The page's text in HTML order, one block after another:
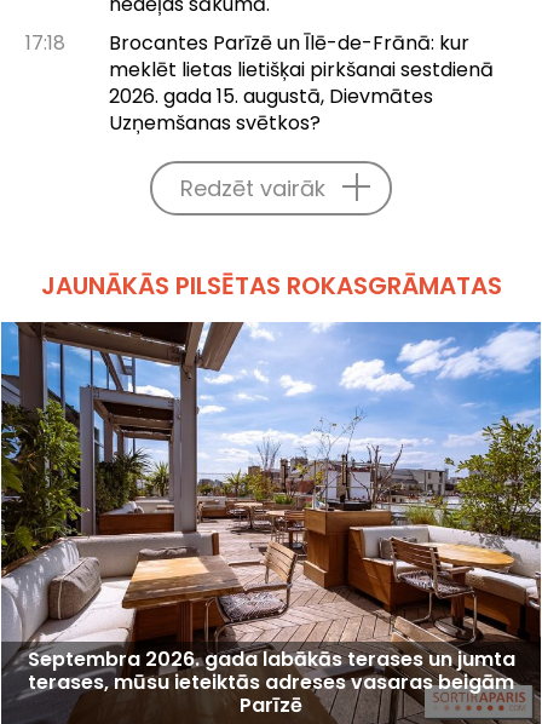
17:18
Brocantes Parīzē un Īlē-de-Frānā: kur
meklēt lietas lietišķai pirkšanai sestdienā
2026. gada 15. augustā, Dievmātes
Uzņemšanas svētkos?
Redzēt vairāk
JAUNĀKĀS PILSĒTAS ROKASGRĀMATAS
Septembra 2026. gada labākās terases un jumta
terases, mūsu ieteiktās adreses vasaras beigām
Parīzē